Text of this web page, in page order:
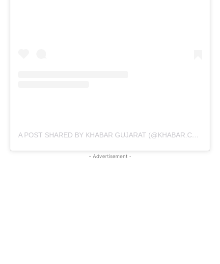
A POST SHARED BY KHABAR GUJARAT (@KHABAR.COMMUNICATION)
- Advertisement -